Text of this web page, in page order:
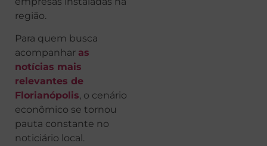
região.
Para quem busca
acompanhar as
notícias mais
relevantes de
Florianópolis, o cenário
econômico se tornou
pauta constante no
noticiário local.